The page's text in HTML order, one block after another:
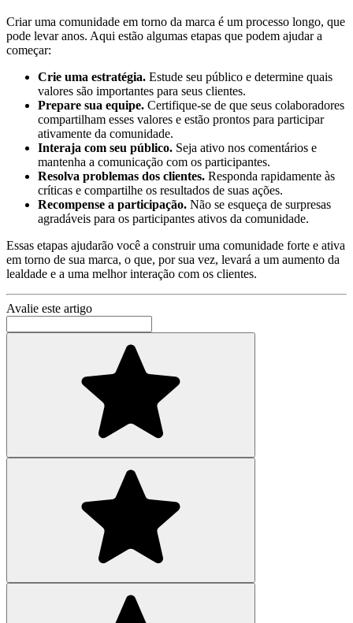
Criar uma comunidade em torno da marca é um processo longo, que
pode levar anos. Aqui estão algumas etapas que podem ajudar a
começar:
Crie uma estratégia. Estude seu público e determine quais
valores são importantes para seus clientes.
Prepare sua equipe. Certifique-se de que seus colaboradores
compartilham esses valores e estão prontos para participar
ativamente da comunidade.
Interaja com seu público. Seja ativo nos comentários e
mantenha a comunicação com os participantes.
Resolva problemas dos clientes. Responda rapidamente às
críticas e compartilhe os resultados de suas ações.
Recompense a participação. Não se esqueça de surpresas
agradáveis para os participantes ativos da comunidade.
Essas etapas ajudarão você a construir uma comunidade forte e ativa
em torno de sua marca, o que, por sua vez, levará a um aumento da
lealdade e a uma melhor interação com os clientes.
Avalie este artigo